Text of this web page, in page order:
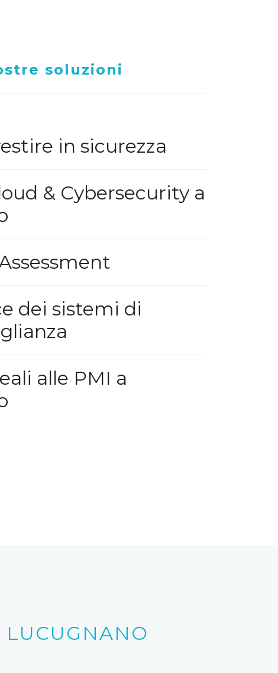
soluzioni
in sicurezza
& Cybersecurity a
dei sistemi di
alle PMI a
LUCUGNANO